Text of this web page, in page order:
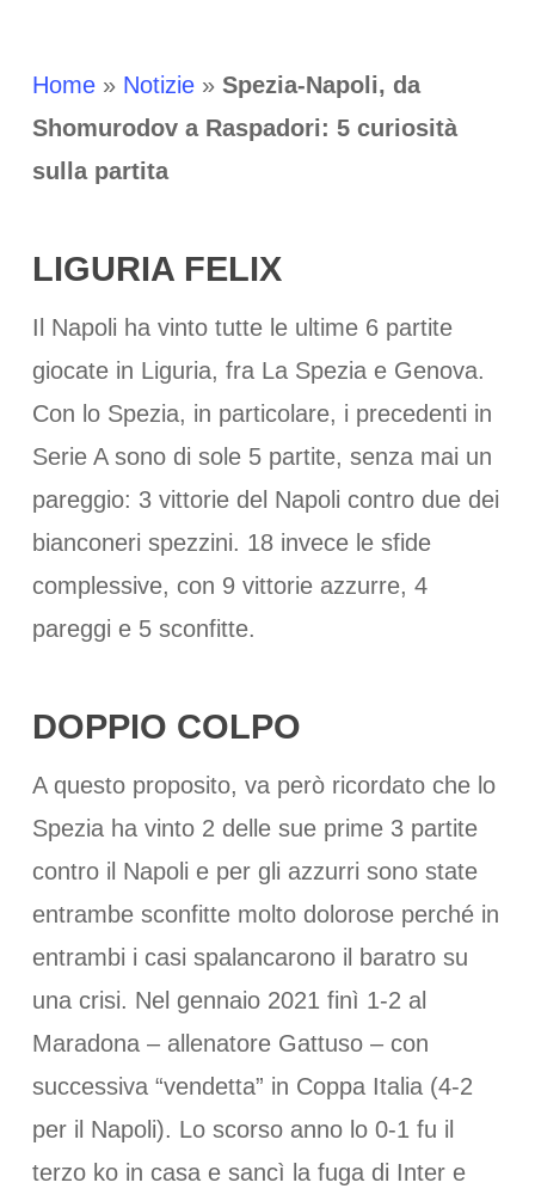
Home» Notizie» Spezia-Napoli, da
Shomurodov a Raspadori: 5 curiosità
sulla partita
LIGURIA FELIX
Il Napoli ha vinto tutte le ultime 6 partite
giocate in Liguria, fra La Spezia e Genova.
Con lo Spezia, in particolare, i precedenti in
Serie A sono di sole 5 partite, senza mai un
pareggio: 3 vittorie del Napoli contro due dei
bianconeri spezzini. 18 invece le sfide
complessive, con 9 vittorie azzurre, 4
pareggi e 5 sconfitte.
DOPPIO COLPO
A questo proposito, va però ricordato che lo
Spezia ha vinto 2 delle sue prime 3 partite
contro il Napoli e per gli azzurri sono state
entrambe sconfitte molto dolorose perché in
entrambi i casi spalancarono il baratro su
una crisi. Nel gennaio 2021 finì 1-2 al
Maradona – allenatore Gattuso – con
successiva “vendetta” in Coppa Italia (4-2
per il Napoli). Lo scorso anno lo 0-1 fu il
terzo ko in casa e sancì la fuga di Inter e